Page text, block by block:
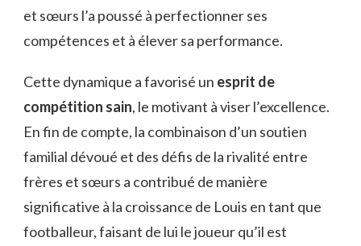
et sœurs l’a poussé à perfectionner ses
compétences et à élever sa performance.
Cette dynamique a favorisé un esprit de
compétition sain, le motivant à viser l’excellence.
En fin de compte, la combinaison d’un soutien
familial dévoué et des défis de la rivalité entre
frères et sœurs a contribué de manière
significative à la croissance de Louis en tant que
footballeur, faisant de lui le joueur qu’il est